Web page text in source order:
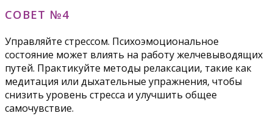
СОВЕТ №4
Управляйте стрессом. Психоэмоциональное
состояние может влиять на работу желчевыводящих
путей. Практикуйте методы релаксации, такие как
медитация или дыхательные упражнения, чтобы
снизить уровень стресса и улучшить общее
самочувствие.